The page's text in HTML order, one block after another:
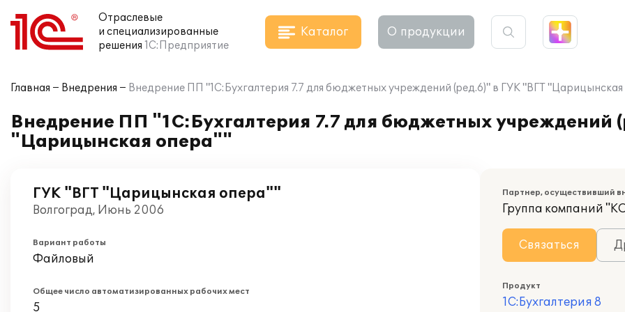
Отраслевые
и специализированные
решения 1С:Предприятие
Каталог О продукции
Главная Внедрения Внедрение ПП "1С:Бухгалтерия 7.7 для бюджетных учреждений (ред.6)" в ГУК "ВГТ
Внедрение ПП "1С:Бухгалтерия 7.7 для бюджетных учреждений
"Царицынская опера""
ГУК "ВГТ "Царицынская опера""
Волгоград, Июнь 2006
Вариант работы
Файловый
Общее число автоматизированных рабочих мест
5
Партнер, осуществивший
Группа компаний
Связаться
Продукт
1С:Бухгалтерия 8